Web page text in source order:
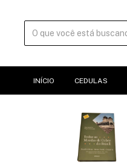
INÍCIO CEDULAS